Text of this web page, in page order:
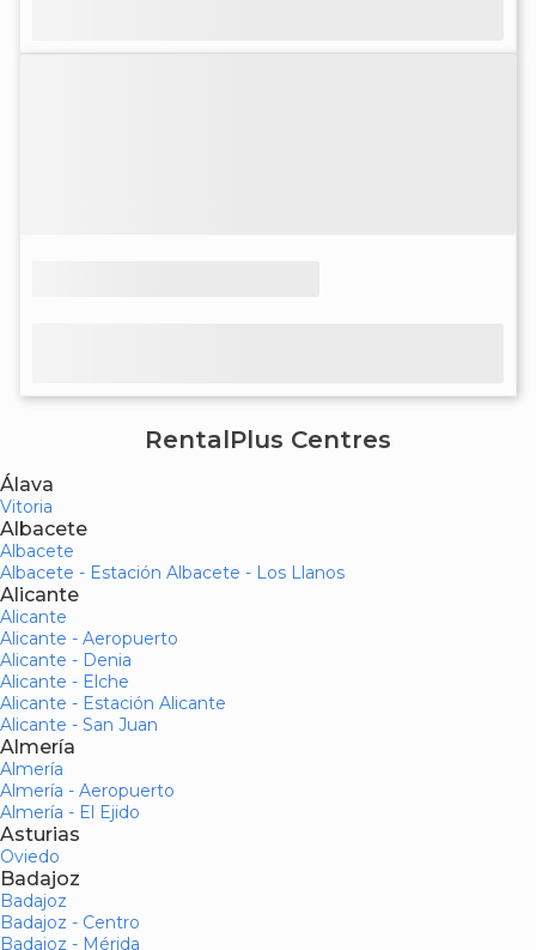
RentalPlus Centres
Álava
Vitoria
Albacete
Albacete
Albacete - Estación Albacete - Los Llanos
Alicante
Alicante
Alicante - Aeropuerto
Alicante - Denia
Alicante - Elche
Alicante - Estación Alicante
Alicante - San Juan
Almería
Almería
Almería - Aeropuerto
Almería - El Ejido
Asturias
Oviedo
Badajoz
Badajoz
Badajoz - Centro
Badajoz - Mérida